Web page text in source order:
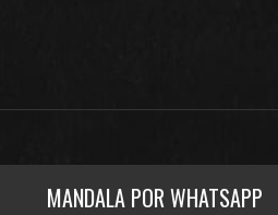
MANDALA POR WHATSAPP